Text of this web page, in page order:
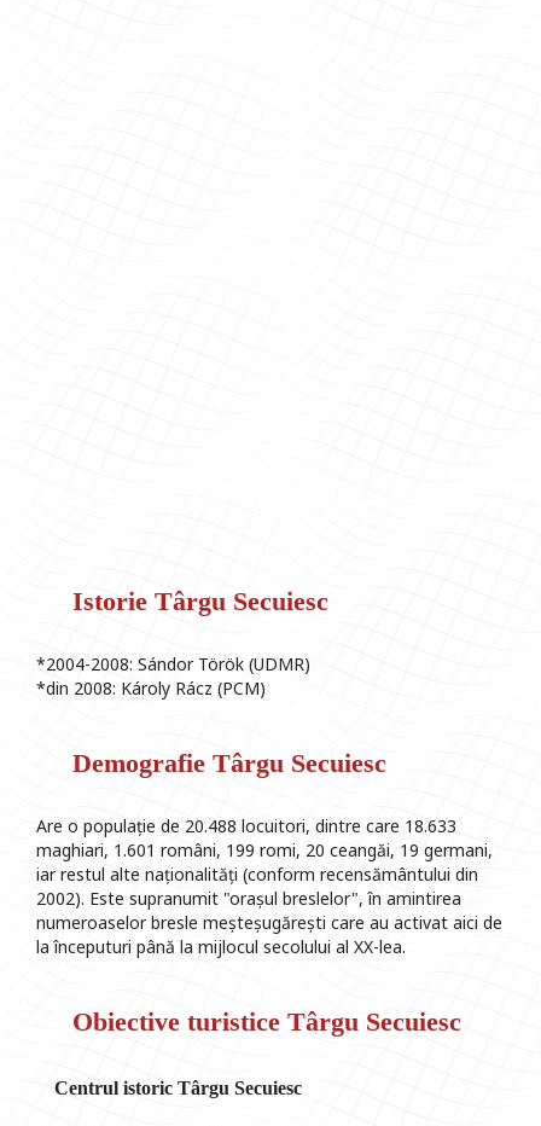
Istorie Târgu Secuiesc
*2004-2008: Sándor Török (UDMR)
*din 2008: Károly Rácz (PCM)
Demografie Târgu Secuiesc
Are o populație de 20.488 locuitori, dintre care 18.633
maghiari, 1.601 români, 199 romi, 20 ceangăi, 19 germani,
iar restul alte naționalități (conform recensământului din
2002). Este supranumit "orașul breslelor", în amintirea
numeroaselor bresle meșteșugărești care au activat aici de
la începuturi până la mijlocul secolului al XX-lea.
Obiective turistice Târgu Secuiesc
Centrul istoric Târgu Secuiesc